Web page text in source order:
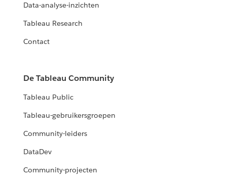
Data-analyse-inzichten
Tableau Research
Contact
De Tableau Community
Tableau Public
Tableau-gebruikersgroepen
Community-leiders
DataDev
Community-projecten